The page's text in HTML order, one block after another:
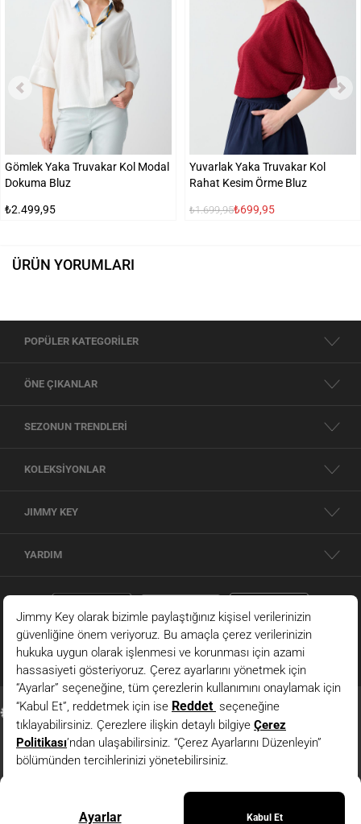
Gömlek Yaka Truvakar Kol Modal
Dokuma Bluz
₺2.499,95
Yuvarlak Yaka Truvakar Kol
Rahat Kesim Örme Bluz
₺1.699,95₺699,95
ÜRÜN YORUMLARI
POPÜLER KATEGORİLER
ÖNE ÇIKANLAR
SEZONUN TRENDLERİ
KOLEKSİYONLAR
JIMMY KEY
YARDIM
© 2026 - JIMMY KEY |
Bilgi Toplumu Hizmetleri
Mor V Yaka Kısa Kollu Modal Örme Tişört